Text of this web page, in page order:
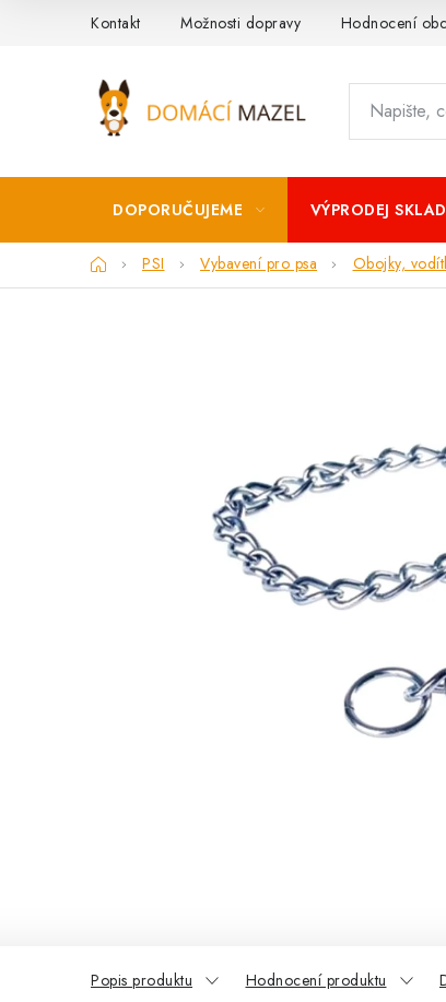
Kontakt Možnosti dopravy Hodnocení
DOPORUČUJEME VÝPRODEJ
DomůPSI Vybavení pro psa Obojky,
Popis produktu Hodnocení produktu